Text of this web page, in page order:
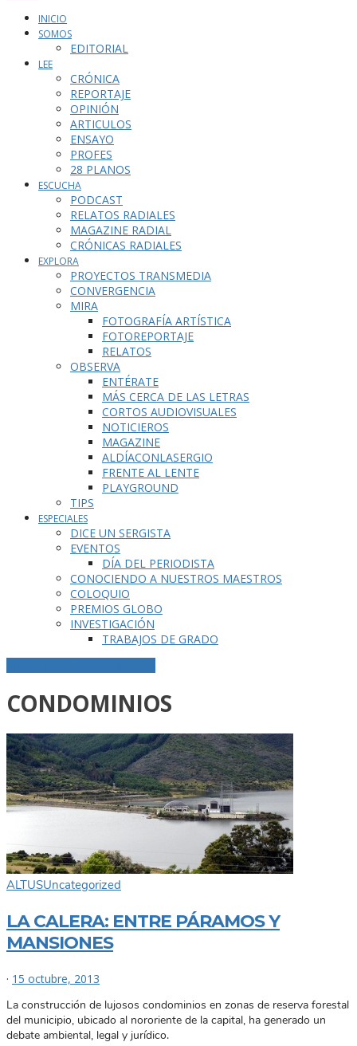
INICIO
SOMOS
EDITORIAL
LEE
CRÓNICA
REPORTAJE
OPINIÓN
ARTICULOS
ENSAYO
PROFES
28 PLANOS
ESCUCHA
PODCAST
RELATOS RADIALES
MAGAZINE RADIAL
CRÓNICAS RADIALES
EXPLORA
PROYECTOS TRANSMEDIA
CONVERGENCIA
MIRA
FOTOGRAFÍA ARTÍSTICA
FOTOREPORTAJE
RELATOS
OBSERVA
ENTÉRATE
MÁS CERCA DE LAS LETRAS
CORTOS AUDIOVISUALES
NOTICIEROS
MAGAZINE
ALDÍACONLASERGIO
FRENTE AL LENTE
PLAYGROUND
TIPS
ESPECIALES
DICE UN SERGISTA
EVENTOS
DÍA DEL PERIODISTA
CONOCIENDO A NUESTROS MAESTROS
COLOQUIO
PREMIOS GLOBO
INVESTIGACIÓN
TRABAJOS DE GRADO
CONDOMINIOS
ALTUSUncategorized
LA CALERA: ENTRE PÁRAMOS Y
MANSIONES
· 15 octubre, 2013
La construcción de lujosos condominios en zonas de reserva forestal
del municipio, ubicado al nororiente de la capital, ha generado un
debate ambiental, legal y jurídico.